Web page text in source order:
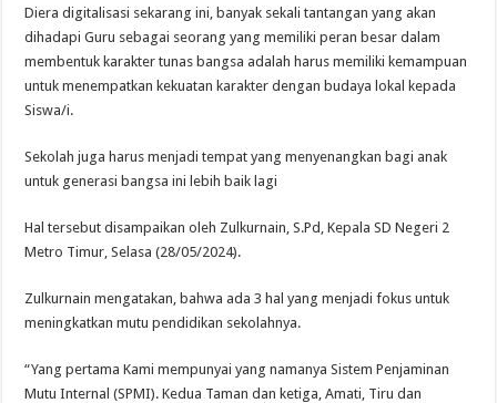
Diera digitalisasi sekarang ini, banyak sekali tantangan yang akan
dihadapi Guru sebagai seorang yang memiliki peran besar dalam
membentuk karakter tunas bangsa adalah harus memiliki kemampuan
untuk menempatkan kekuatan karakter dengan budaya lokal kepada
Siswa/i.
Sekolah juga harus menjadi tempat yang menyenangkan bagi anak
untuk generasi bangsa ini lebih baik lagi
Hal tersebut disampaikan oleh Zulkurnain, S.Pd, Kepala SD Negeri 2
Metro Timur, Selasa (28/05/2024).
Zulkurnain mengatakan, bahwa ada 3 hal yang menjadi fokus untuk
meningkatkan mutu pendidikan sekolahnya.
“Yang pertama Kami mempunyai yang namanya Sistem Penjaminan
Mutu Internal (SPMI). Kedua Taman dan ketiga, Amati, Tiru dan